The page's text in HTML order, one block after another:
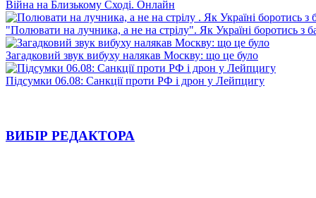
Війна на Близькому Сході. Онлайн
"Полювати на лучника, а не на стрілу". Як Україні боротись з
Загадковий звук вибуху налякав Москву: що це було
Підсумки 06.08: Санкції проти РФ і дрон у Лейпцигу
ВИБІР РЕДАКТОРА